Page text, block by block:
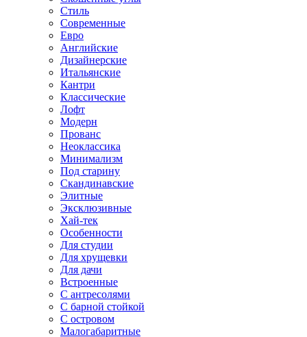
Стиль
Современные
Евро
Английские
Дизайнерские
Итальянские
Кантри
Классические
Лофт
Модерн
Прованс
Неоклассика
Минимализм
Под старину
Скандинавские
Элитные
Эксклюзивные
Хай-тек
Особенности
Для студии
Для хрущевки
Для дачи
Встроенные
С антресолями
С барной стойкой
С островом
Малогабаритные